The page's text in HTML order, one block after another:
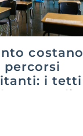
costano
percorsi
i tetti
legge e gli